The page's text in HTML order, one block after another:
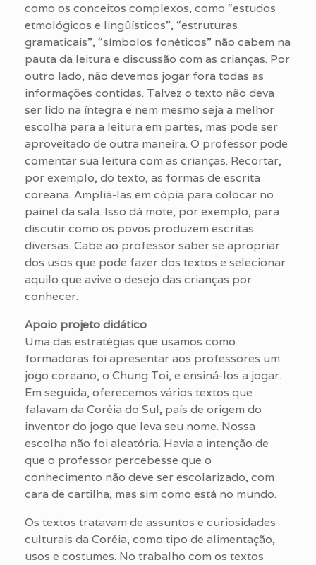
como os conceitos complexos, como “estudos
etmológicos e lingüísticos”, “estruturas
gramaticais”, “símbolos fonéticos” não cabem na
pauta da leitura e discussão com as crianças. Por
outro lado, não devemos jogar fora todas as
informações contidas. Talvez o texto não deva
ser lido na íntegra e nem mesmo seja a melhor
escolha para a leitura em partes, mas pode ser
aproveitado de outra maneira. O professor pode
comentar sua leitura com as crianças. Recortar,
por exemplo, do texto, as formas de escrita
coreana. Ampliá-las em cópia para colocar no
painel da sala. Isso dá mote, por exemplo, para
discutir como os povos produzem escritas
diversas. Cabe ao professor saber se apropriar
dos usos que pode fazer dos textos e selecionar
aquilo que avive o desejo das crianças por
conhecer.
Apoio projeto didático
Uma das estratégias que usamos como
formadoras foi apresentar aos professores um
jogo coreano, o Chung Toi, e ensiná-los a jogar.
Em seguida, oferecemos vários textos que
falavam da Coréia do Sul, país de origem do
inventor do jogo que leva seu nome. Nossa
escolha não foi aleatória. Havia a intenção de
que o professor percebesse que o
conhecimento não deve ser escolarizado, com
cara de cartilha, mas sim como está no mundo.
Os textos tratavam de assuntos e curiosidades
culturais da Coréia, como tipo de alimentação,
usos e costumes. No trabalho com os textos